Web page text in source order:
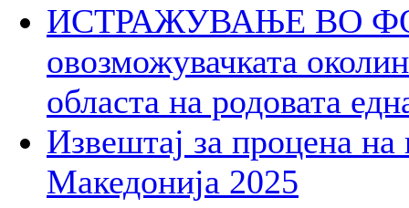
ИСТРАЖУВАЊЕ ВО
овозможувачката
областа на родовата
Извештај за процена на
Македонија 2025